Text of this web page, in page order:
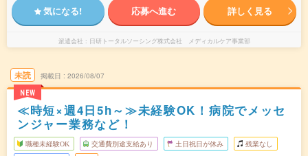
気になる! 応募へ進む 詳しく見る
派遣会社 日研トータルソーシング株式会社 メディカルケア事業部
未読
NEW
掲載日 2026/08/07
≪時短×週4日5h～≫未経験OK！病院でメッセ
ンジャー業務など！
職種未経験OK 交通費別途支給あり 土日祝日が休み 残業なし